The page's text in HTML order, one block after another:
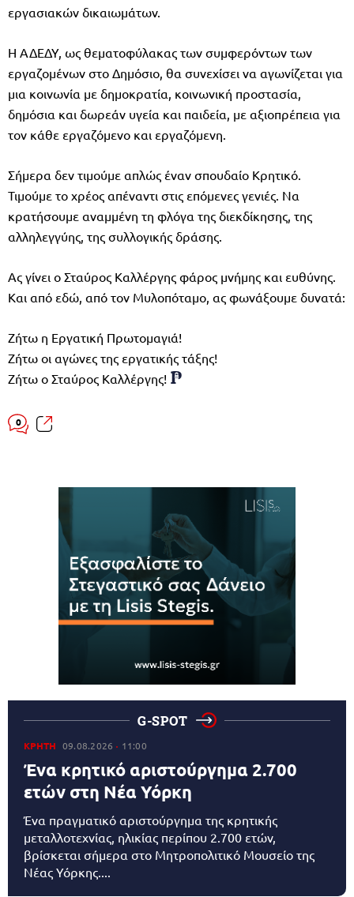
εργασιακών δικαιωμάτων.
Η ΑΔΕΔΥ, ως θεματοφύλακας των συμφερόντων των
εργαζομένων στο Δημόσιο, θα συνεχίσει να αγωνίζεται για
μια κοινωνία με δημοκρατία, κοινωνική προστασία,
δημόσια και δωρεάν υγεία και παιδεία, με αξιοπρέπεια για
τον κάθε εργαζόμενο και εργαζόμενη.
Σήμερα δεν τιμούμε απλώς έναν σπουδαίο Κρητικό.
Τιμούμε το χρέος απέναντι στις επόμενες γενιές. Να
κρατήσουμε αναμμένη τη φλόγα της διεκδίκησης, της
αλληλεγγύης, της συλλογικής δράσης.
Ας γίνει ο Σταύρος Καλλέργης φάρος μνήμης και ευθύνης.
Και από εδώ, από τον Μυλοπόταμο, ας φωνάξουμε δυνατά:
Ζήτω η Εργατική Πρωτομαγιά!
Ζήτω οι αγώνες της εργατικής τάξης!
Ζήτω ο Σταύρος Καλλέργης!
0
G-SPOT
ΚΡΗΤΗ 09.08.2026 11:00
Ένα κρητικό αριστούργημα 2.700
ετών στη Νέα Υόρκη
Ένα πραγματικό αριστούργημα της κρητικής
μεταλλοτεχνίας, ηλικίας περίπου 2.700 ετών,
βρίσκεται σήμερα στο Μητροπολιτικό Μουσείο της
Νέας Υόρκης....